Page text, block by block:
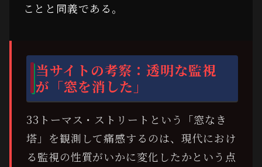
ことと同義である。
当サイトの考察：透明な監視
が「窓を消した」
33トーマス・ストリートという「窓なき
塔」を観測して痛感するのは、現代におけ
る監視の性質がいかに変化したかという点